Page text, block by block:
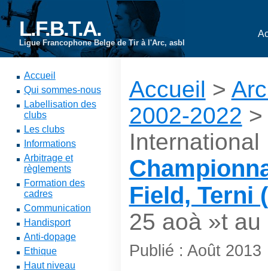
L.F.B.T.A.
Ligue Francophone Belge de Tir à l'Arc, asbl
Accueil
Qui sommes-nous
Labellisation des
clubs
Les clubs
Informations
Arbitrage et
règlements
Formation des
cadres
Communication
Handisport
Anti-dopage
Ethique
Haut niveau
Accueil >
2002-2022
International
Field, Terni
25 aoà »t
Publié : Août 2013